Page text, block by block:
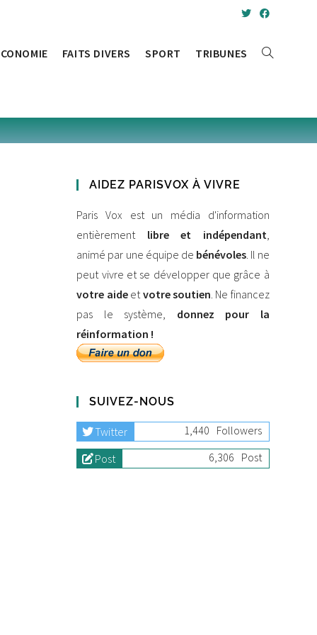
FAITS DIVERS SPORT TRIBUNES
AIDEZ PARISVOX À VIVRE
Paris Vox est un média d'information
entièrement libre et indépendant,
animé par une équipe de bénévoles. Il ne
peut vivre et se développer que grâce à
votre aideetvotre soutien. Ne financez
pas le système, donnez pour la
réinformation !
SUIVEZ-NOUS
Twitter 1,440 Followers
Post
6,306 Post